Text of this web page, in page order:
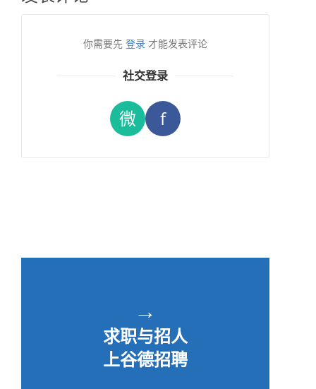
你需要先 登录 才能发表评论
社交登录
微 f
→
求职与招人
上谷德招聘